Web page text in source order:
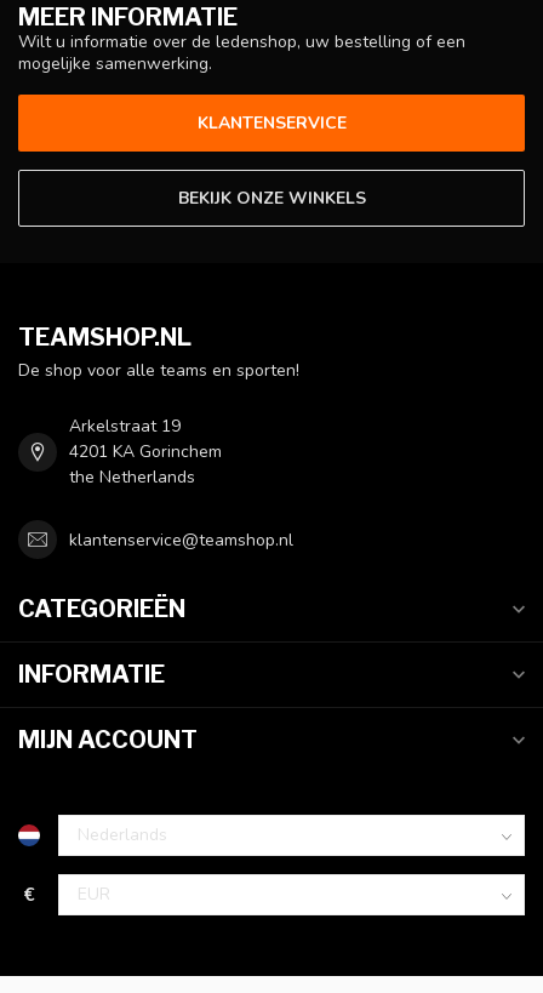
MEER INFORMATIE
Wilt u informatie over de ledenshop, uw bestelling of een
mogelijke samenwerking.
KLANTENSERVICE
BEKIJK ONZE WINKELS
TEAMSHOP.NL
De shop voor alle teams en sporten!
Arkelstraat 19
4201 KA Gorinchem
the Netherlands
klantenservice@teamshop.nl
CATEGORIEËN
INFORMATIE
MIJN ACCOUNT
€